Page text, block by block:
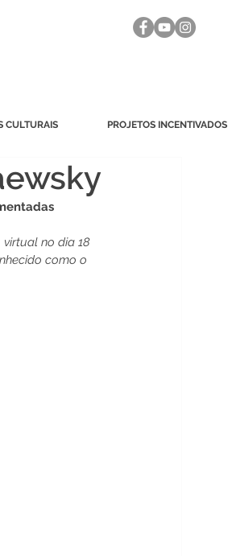
CULTURAIS PROJETOS INCENTIVADOS
no dia 18
como o